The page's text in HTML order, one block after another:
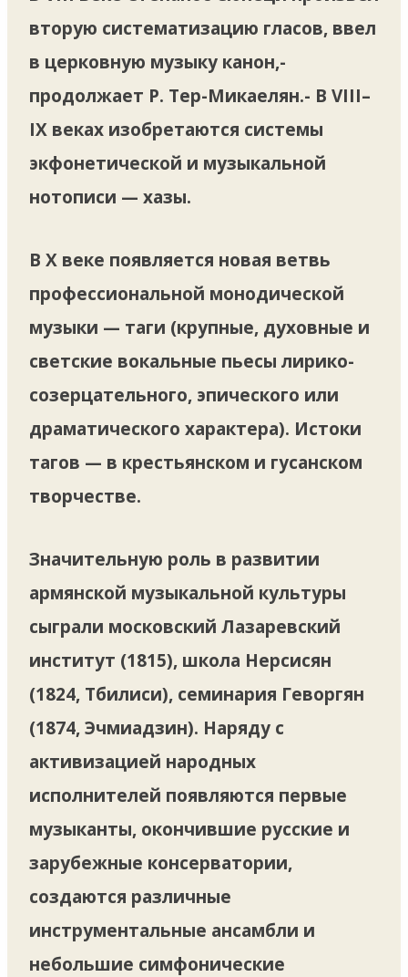
вторую систематизацию гласов, ввел
в церковную музыку канон,-
продолжает Р. Тер-Микаелян.- В VIII–
IX веках изобретаются системы
экфонетической и музыкальной
нотописи — хазы.
В X веке появляется новая ветвь
профессиональной монодической
музыки — таги (крупные, духовные и
светские вокальные пьесы лирико-
созерцательного, эпического или
драматического характера). Истоки
тагов — в крестьянском и гусанском
творчестве.
Значительную роль в развитии
армянской музыкальной культуры
сыграли московский Лазаревский
институт (1815), школа Нерсисян
(1824, Тбилиси), семинария Геворгян
(1874, Эчмиадзин). Наряду с
активизацией народных
исполнителей появляются первые
музыканты, окончившие русские и
зарубежные консерватории,
создаются различные
инструментальные ансамбли и
небольшие симфонические